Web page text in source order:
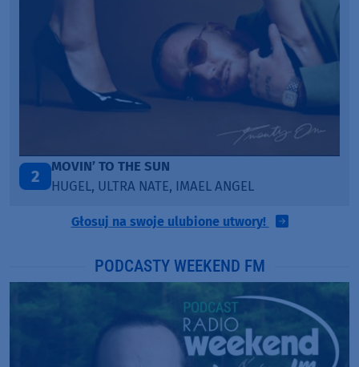
3
LEGENDARY LOVERS (SAVE ME)
KATY PERRY & CHIEF KEEF
Głosuj na swoje ulubione utwory!
PODCASTY WEEKEND FM